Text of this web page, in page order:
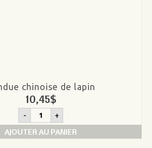
chinoise de lapin
10,45$
- quantité
Fondue
chinoise
+
AJOUTER AU PANIER